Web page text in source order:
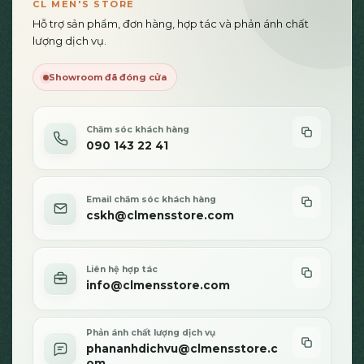
tùy
CL MEN'S STORE
Hỗ trợ sản phẩm, đơn hàng, hợp tác và phản ánh chất
lượng dịch vụ.
Showroom đã đóng cửa
Chăm sóc khách hàng
090 143 22 41
Email chăm sóc khách hàng
cskh@clmensstore.com
Liên hệ hợp tác
info@clmensstore.com
Phản ánh chất lượng dịch vụ
phananhdichvu@clmensstore.c